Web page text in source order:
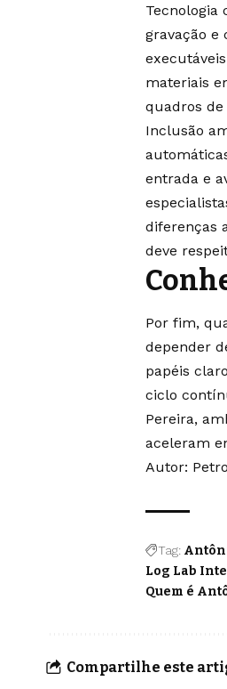
Tecnologia
gravação e
materiais
quadros de
Inclusão
entrada e
diferenças
deve
Por fim,
depender
papéis
ciclo
Pereira,
aceleram
Autor:
Tag:
Log Lab
Quem é
Compartilhe este